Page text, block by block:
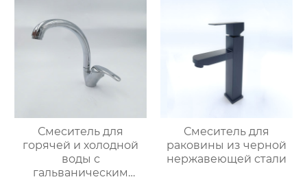
Смеситель для
горячей и холодной
воды с
гальваническим
Смеситель для
раковины из черной
нержавеющей стали